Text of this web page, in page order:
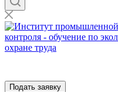
Подать заявку